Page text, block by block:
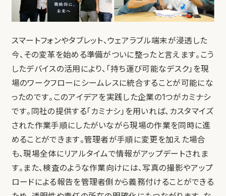
スマートフォンやタブレット、ウェアラブル端末が浸透した
今、その変革を始める準備がついに整ったと言えます。こう
したデバイスの活用により、「持ち運び可能なデスク」を現
場のワークフローにシームレスに統合することが可能にな
ったのです。このアイデアを実践した企業の1つがカミナシ
です。同社の提供する「カミナシ」を用いれば、カスタマイズ
された作業手順にしたがいながら現場の作業を同時に進
めることができます。管理者が手順に変更を加えた場合
も、現場全体にリアルタイムで情報がアップデートされま
す。また、検査のような作業向けには、写真の撮影やアップ
ロードによる報告を管理者側から義務付けることができる